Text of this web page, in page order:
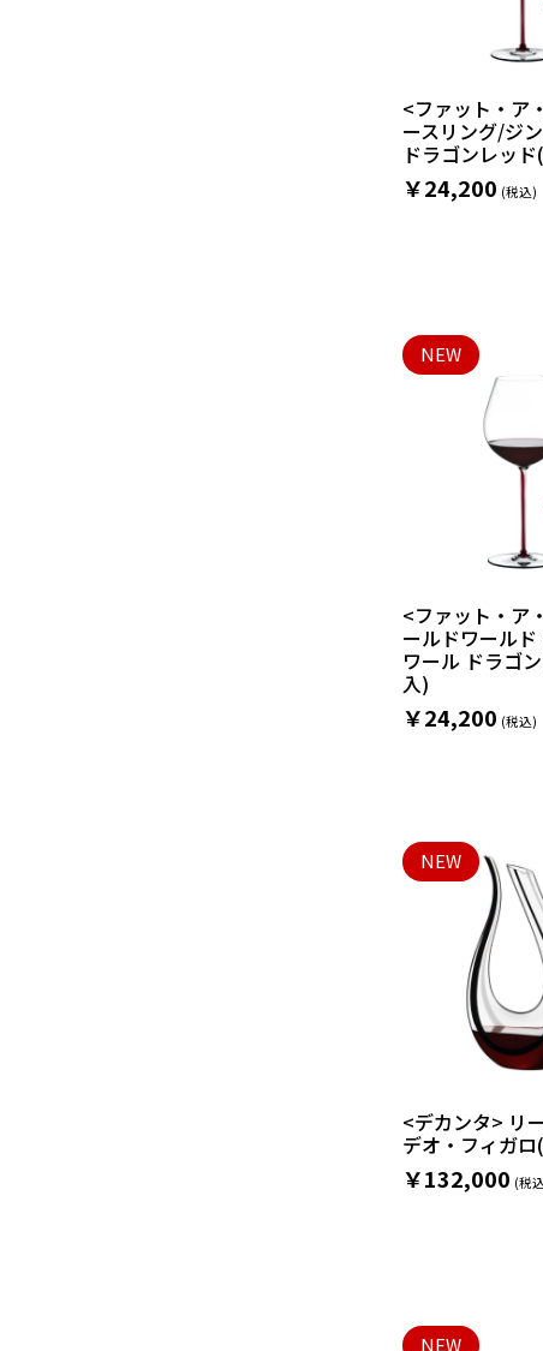
<ファット・ア
ースリング/ジ
ドラゴンレッ
￥24,200
<ファット・ア
ールドワールド
ワール ドラゴ
入)
￥24,200
NEW
<デカンタ> リ
デオ・フィガ
￥132,000
NEW
NEW